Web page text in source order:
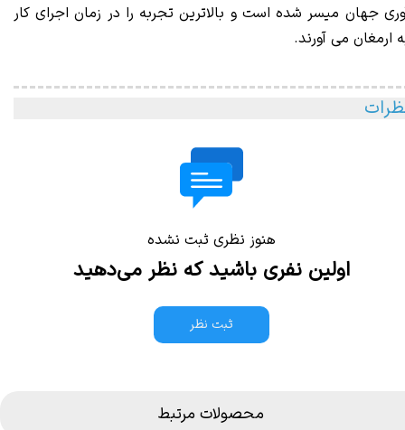
جهان میسر شده است و بالاترین تجربه را در زمان اجرای کار
ارمغان می آورند.
هنوز نظری ثبت نشده
اولین نفری باشید که نظر می‌دهید
ثبت نظر
محصولات مرتبط